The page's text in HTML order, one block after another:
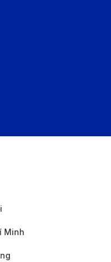
hàng ngày và
Minh